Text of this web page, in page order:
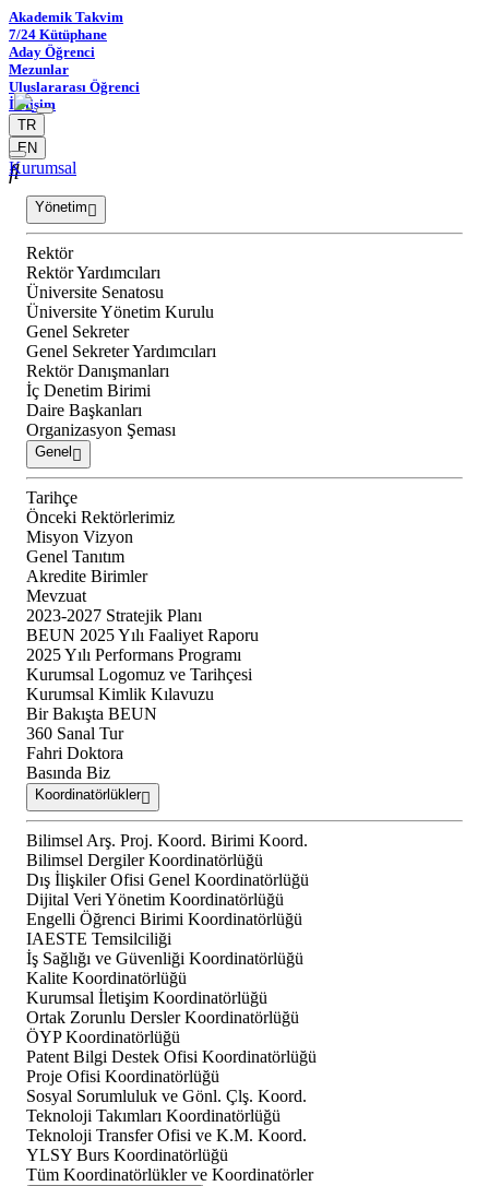
Akademik Takvim
7/24 Kütüphane
Aday Öğrenci
Mezunlar
Uluslararası Öğrenci
İletişim
TR
EN
Kurumsal
Yönetim
Rektör
Rektör Yardımcıları
Üniversite Senatosu
Üniversite Yönetim Kurulu
Genel Sekreter
Genel Sekreter Yardımcıları
Rektör Danışmanları
İç Denetim Birimi
Daire Başkanları
Organizasyon Şeması
Genel
Tarihçe
Önceki Rektörlerimiz
Misyon Vizyon
Genel Tanıtım
Akredite Birimler
Mevzuat
2023-2027 Stratejik Planı
BEUN 2025 Yılı Faaliyet Raporu
2025 Yılı Performans Programı
Kurumsal Logomuz ve Tarihçesi
Kurumsal Kimlik Kılavuzu
Bir Bakışta BEUN
360 Sanal Tur
Fahri Doktora
Basında Biz
Koordinatörlükler
Bilimsel Arş. Proj. Koord. Birimi Koord.
Bilimsel Dergiler Koordinatörlüğü
Dış İlişkiler Ofisi Genel Koordinatörlüğü
Dijital Veri Yönetim Koordinatörlüğü
Engelli Öğrenci Birimi Koordinatörlüğü
IAESTE Temsilciliği
İş Sağlığı ve Güvenliği Koordinatörlüğü
Kalite Koordinatörlüğü
Kurumsal İletişim Koordinatörlüğü
Ortak Zorunlu Dersler Koordinatörlüğü
ÖYP Koordinatörlüğü
Patent Bilgi Destek Ofisi Koordinatörlüğü
Proje Ofisi Koordinatörlüğü
Sosyal Sorumluluk ve Gönl. Çlş. Koord.
Teknoloji Takımları Koordinatörlüğü
Teknoloji Transfer Ofisi ve K.M. Koord.
YLSY Burs Koordinatörlüğü
Tüm Koordinatörlükler ve Koordinatörler